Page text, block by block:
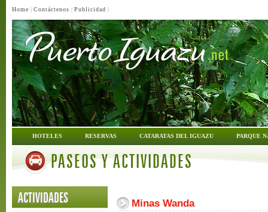
Home | Contáctenos | Publicidad |
HOTELES RESERVAS CATARATAS DEL IGUAZU PARQUE
PASEOS Y ACTIVIDADES
ACTIVIDADES Minas Wanda